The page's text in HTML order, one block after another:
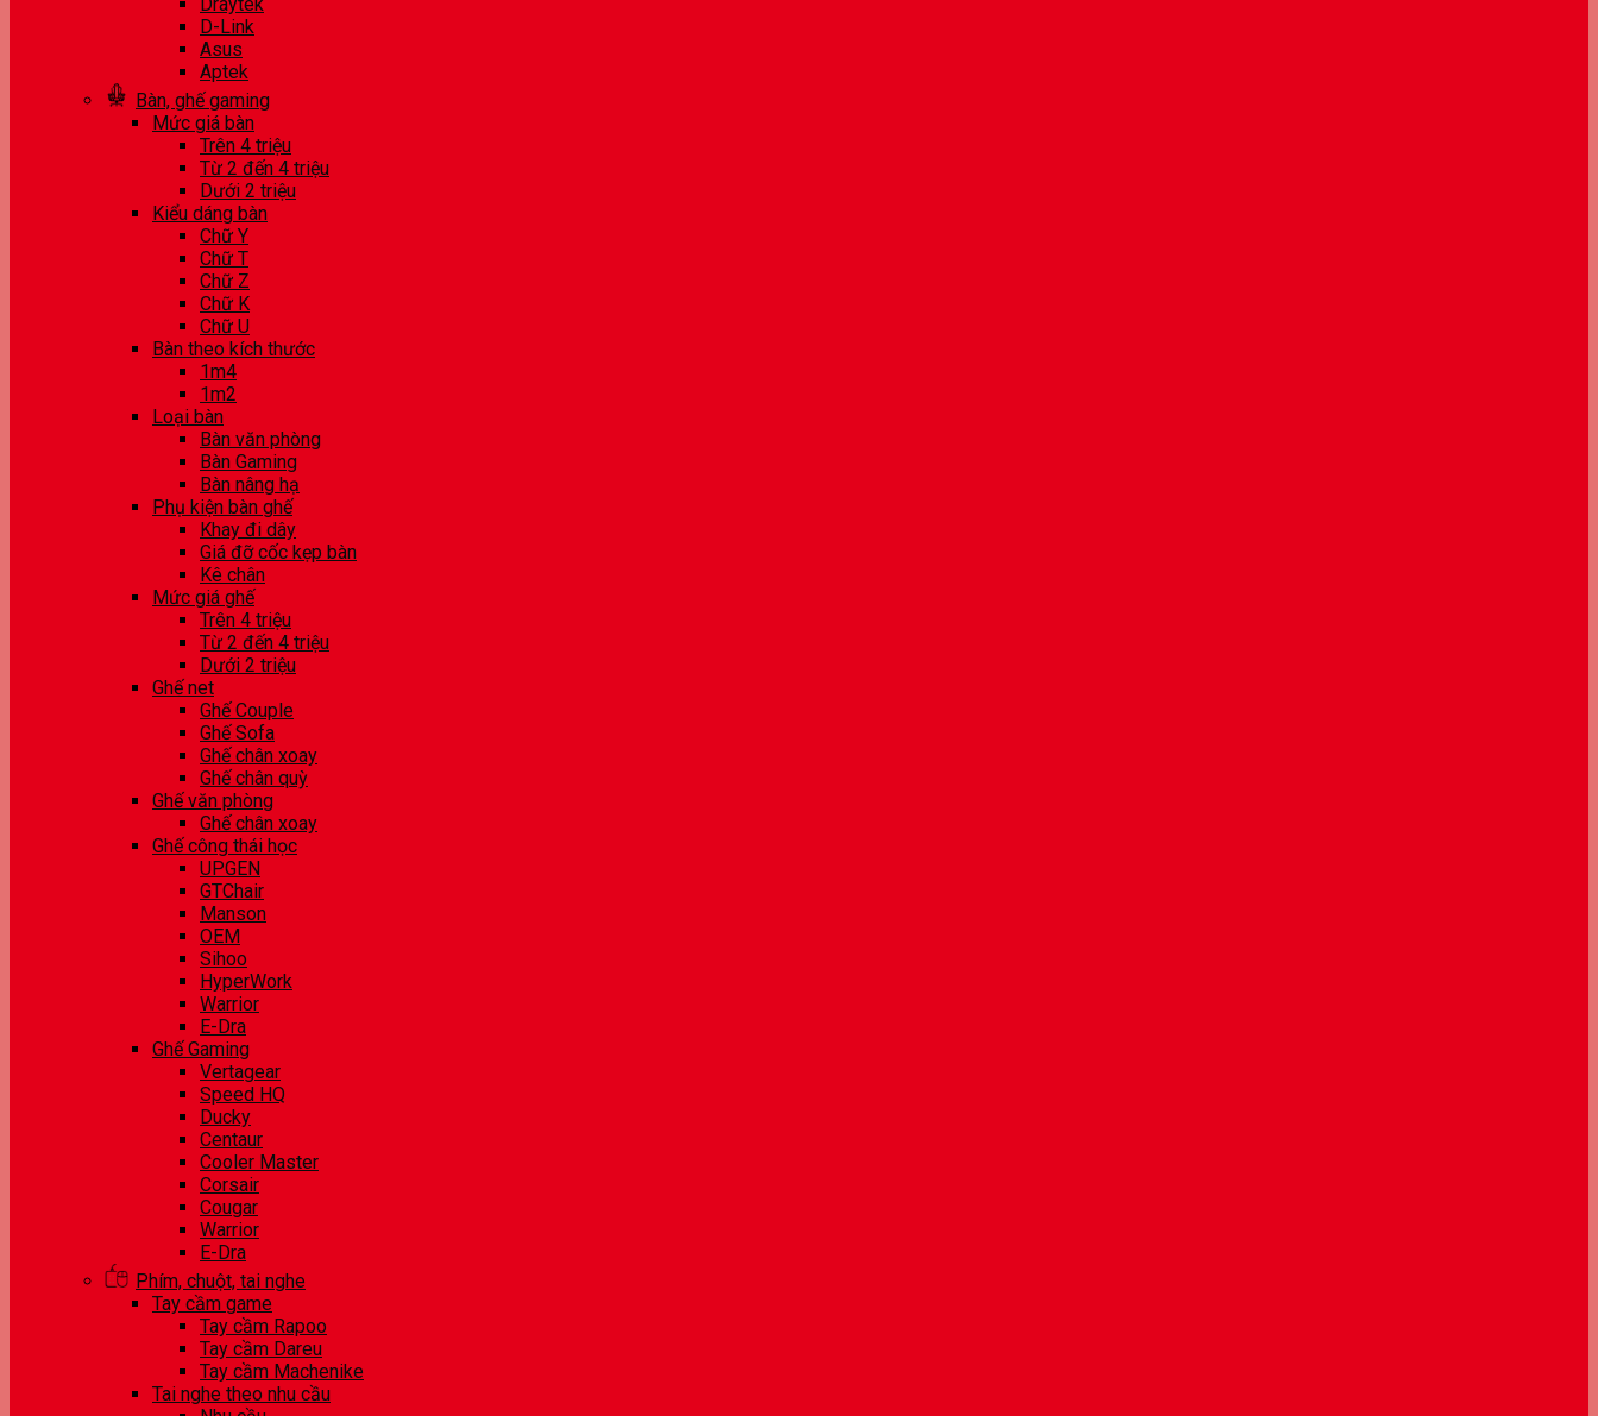
D-Link
Asus
Aptek
Bàn, ghế gaming
Mức giá bàn
Trên 4 triệu
Từ 2 đến 4 triệu
Dưới 2 triệu
Kiểu dáng bàn
Chữ Y
Chữ T
Chữ Z
Chữ K
Chữ U
Bàn theo kích thước
1m4
1m2
Loại bàn
Bàn văn phòng
Bàn Gaming
Bàn nâng hạ
Phụ kiện bàn ghế
Khay đi dây
Giá đỡ cốc kẹp bàn
Kê chân
Mức giá ghế
Trên 4 triệu
Từ 2 đến 4 triệu
Dưới 2 triệu
Ghế net
Ghế Couple
Ghế Sofa
Ghế chân xoay
Ghế chân quỳ
Ghế văn phòng
Ghế chân xoay
Ghế công thái học
UPGEN
GTChair
Manson
OEM
Sihoo
HyperWork
Warrior
E-Dra
Ghế Gaming
Vertagear
Speed HQ
Ducky
Centaur
Cooler Master
Corsair
Cougar
Warrior
E-Dra
Phím, chuột, tai nghe
Tay cầm game
Tay cầm Rapoo
Tay cầm Dareu
Tay cầm Machenike
Tai nghe theo nhu cầu